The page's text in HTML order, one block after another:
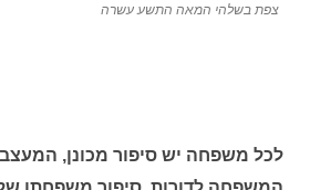
צפת בשלהי המאה התשע עשרה
לכל משפחה יש סיפור מכונן,